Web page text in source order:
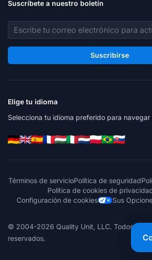
Suscríbete a nuestro boletín
Dirección de correo electrónico
Suscribirse
Elige tu idioma
Selecciona tu idioma preferido para navegar
Términos de servicioPolítica de seguridad
Política de cookies de
Configuración de cookies
Sus
© 2004-2026 Quality Unit, LLC. Todos los
reservados.